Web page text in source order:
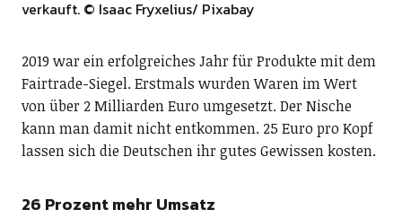
verkauft. © Isaac Fryxelius/ Pixabay
2019 war ein erfolgreiches Jahr für Produkte mit dem
Fairtrade-Siegel. Erstmals wurden Waren im Wert
von über 2 Milliarden Euro umgesetzt. Der Nische
kann man damit nicht entkommen. 25 Euro pro Kopf
lassen sich die Deutschen ihr gutes Gewissen kosten.
26 Prozent mehr Umsatz